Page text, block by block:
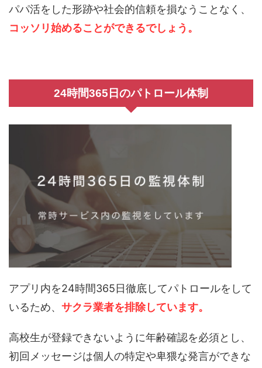
パパ活をした形跡や社会的信頼を損なうことなく、
コッソリ始めることができるでしょう。
24時間365日のパトロール体制
アプリ内を24時間365日徹底してパトロールをして
いるため、 サクラ業者を排除しています。
高校生が登録できないように年齢確認を必須とし、
初回メッセージは個人の特定や卑猥な発言ができな